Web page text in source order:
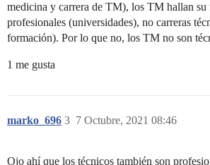
medicina y carrera de TM), los TM hallan su
profesionales (universidades), no carreras
formación). Por lo que no, los TM no son
1 me gusta
marko_696 7 Octubre, 2021 08:46
3
Ojo ahí que los técnicos también son